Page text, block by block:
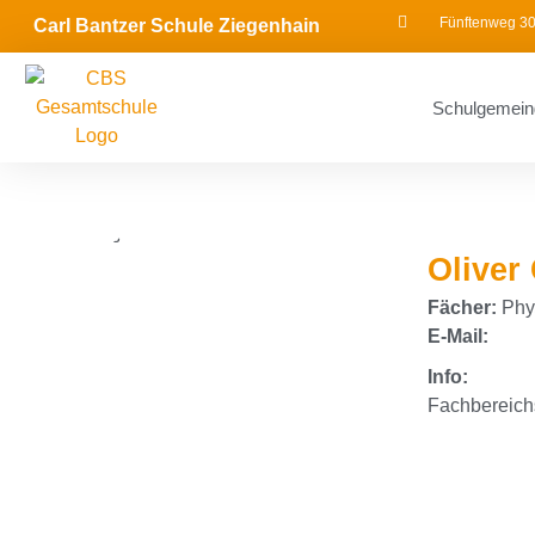
Carl Bantzer Schule Ziegenhain Fünftenweg
Oliver
Fächer:
E-Mail:
Info: